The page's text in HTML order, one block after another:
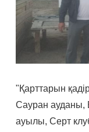
"Қарттарын
Сауран ауданы,
ауылы, Серт